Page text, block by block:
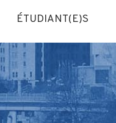
ÉTUDIANT(E)S